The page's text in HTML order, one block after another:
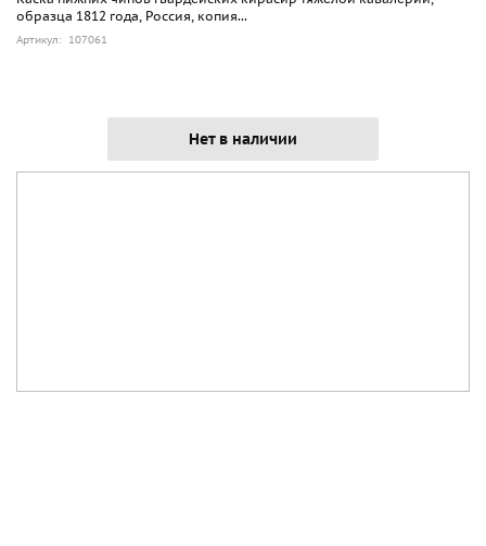
образца 1812 года, Россия, копия...
Артикул: 107061
Нет в наличии